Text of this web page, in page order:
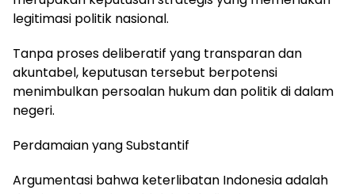
legitimasi politik nasional.
Tanpa proses deliberatif yang transparan dan
akuntabel, keputusan tersebut berpotensi
menimbulkan persoalan hukum dan politik di dalam
negeri.
Perdamaian yang Substantif
Argumentasi bahwa keterlibatan Indonesia adalah